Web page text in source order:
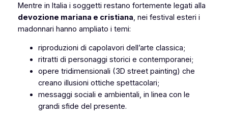
Mentre in Italia i soggetti restano fortemente legati alla
devozione mariana e cristiana, nei festival esteri i
madonnari hanno ampliato i temi:
riproduzioni di capolavori dell’arte classica;
ritratti di personaggi storici e contemporanei;
opere tridimensionali (3D street painting) che
creano illusioni ottiche spettacolari;
messaggi sociali e ambientali, in linea con le
grandi sfide del presente.